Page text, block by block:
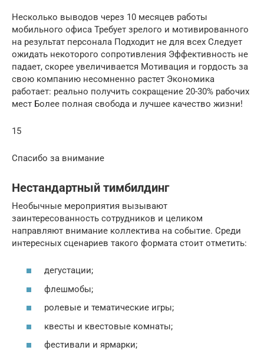
Несколько выводов через 10 месяцев работы
мобильного офиса Требует зрелого и мотивированного
на результат персонала Подходит не для всех Следует
ожидать некоторого сопротивления Эффективность не
падает, скорее увеличивается Мотивация и гордость за
свою компанию несомненно растет Экономика
работает: реально получить сокращение 20-30% рабочих
мест Более полная свобода и лучшее качество жизни!
15
Спасибо за внимание
Нестандартный тимбилдинг
Необычные мероприятия вызывают
заинтересованность сотрудников и целиком
направляют внимание коллектива на событие. Среди
интересных сценариев такого формата стоит отметить:
дегустации;
флешмобы;
ролевые и тематические игры;
квесты и квестовые комнаты;
фестивали и ярмарки;